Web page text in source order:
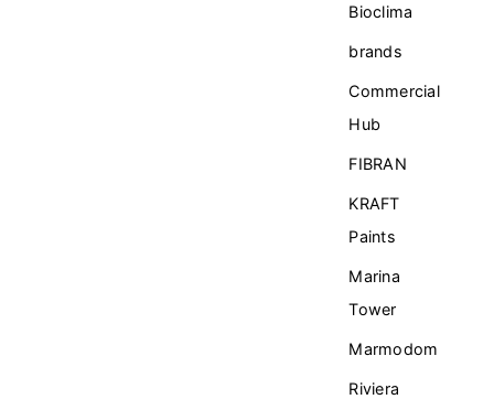
Bioclima
brands
Commercial
Ηub
FIBRAN
KRAFT
Paints
Marina
Tower
Marmodom
Riviera